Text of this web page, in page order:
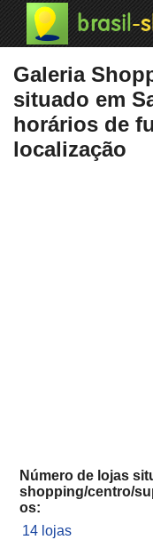
Galeria
situado em
horários de
localização
Número de lojas
shopping/centro/
os:
14 lojas